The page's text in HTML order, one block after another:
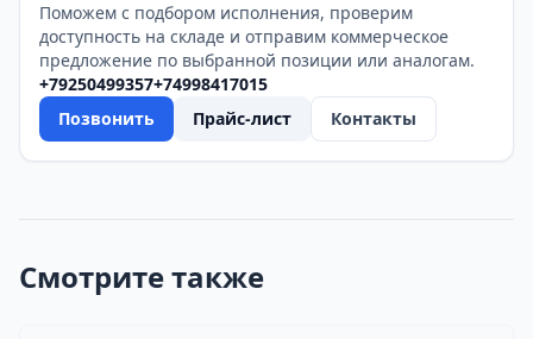
Поможем с подбором исполнения, проверим
доступность на складе и отправим коммерческое
предложение по выбранной позиции или аналогам.
+79250499357+74998417015
Позвонить
Прайс-лист Контакты
Смотрите также